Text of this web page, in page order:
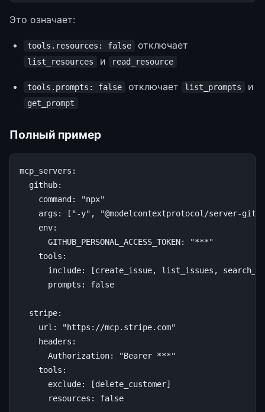
Это означает:
tools.resources: false отключает
list_resources и read_resource
tools.prompts: false отключает list_prompts и
get_prompt
Полный пример
mcp_servers :
github:
command :
"npx"
args : [ "-y" ,
"@modelcontextprotocol/server-
env:
GITHUB_PERSONAL_ACCESS_TOKEN:
"***"
tools :
include: [create_issue, list_issues ,
prompts : false
stripe:
url :
"https://mcp.stripe.com"
headers :
Authorization: "Bearer ***"
tools :
exclude: [delete_customer]
resources : false